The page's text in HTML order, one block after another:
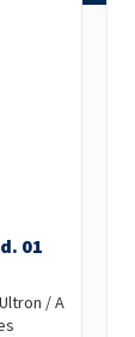
01
/ A